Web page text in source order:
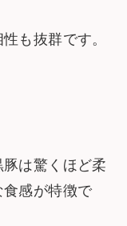
も抜群です。
は驚くほど柔
食感が特徴で